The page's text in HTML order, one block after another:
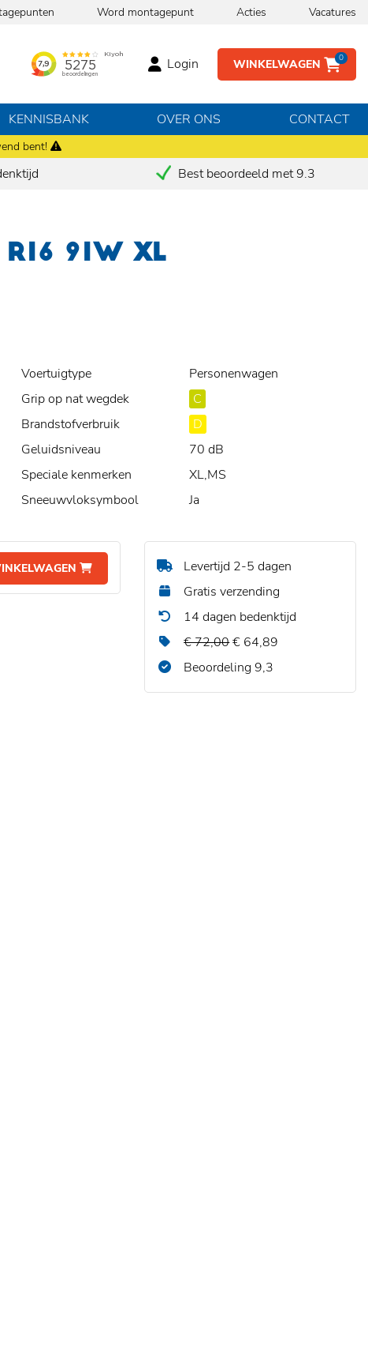
bent!
Word montagepunt Acties Vacatures
WINKELWAGEN 0
Login
KENNISBANK OVER ONS CONTACT
Best beoordeeld met 9.3
R16 91W XL
Voertuigtype
Personenwagen
Grip op nat wegdek
C
Brandstofverbruik
D
Geluidsniveau
70 dB
Speciale kenmerken
XL,MS
Sneeuwvloksymbool
Ja
Levertijd 2-5 dagen
Gratis verzending
14 dagen bedenktijd
€ 72,00€ 64,89
Beoordeling 9,3